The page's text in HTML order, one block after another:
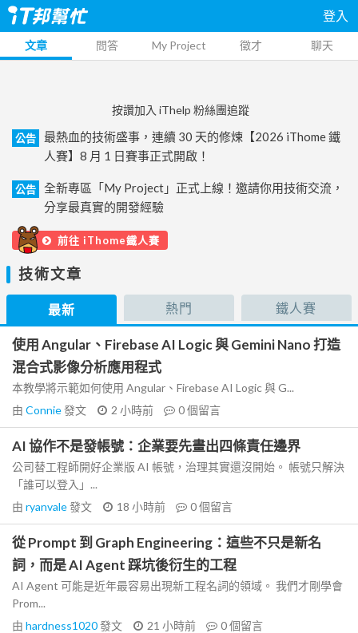
登入
文章 問答 My Project 徵才 聊天
按讚加入 iThelp 粉絲團追蹤
公告
最熱血的技術盛事，連續 30 天的修煉【2026 iThome 鐵
人賽】8 月 1 日賽事正式開啟！
公告
全新專區「My Project」正式上線！邀請你用技術交流，
分享最真實的開發經驗
前往 iThome鐵人賽
技術文章
最新 熱門 鐵人賽
使用 Angular、Firebase AI Logic 與 Gemini Nano 打造
混合式影像分析應用程式
本教學將示範如何使用 Angular、Firebase AI Logic 與 G...
由 Connie發文 2 小時前 0個留言
AI 協作不是發帳號：企業要先畫出四條責任邊界
公司替工程師開好企業版 AI 帳號，治理其實還沒開始。 帳號只解決
「誰可以登入」...
由 ryanvale發文 18 小時前 0個留言
從 Prompt 到 Graph Engineering：這些不只是新名
詞，而是 AI Agent 踩坑後衍生的工程
AI Agent 可能是近年最容易出現新工程名詞的領域。 我們才剛學會
Prom...
由 hardness1020發文 21 小時前 0個留言